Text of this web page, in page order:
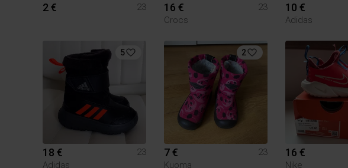
2 € 23 16 €
23
Crocs
10 €
Adidas
5
18 €
23
Adidas
2
7 €
23
Kuoma
16 €
Nike